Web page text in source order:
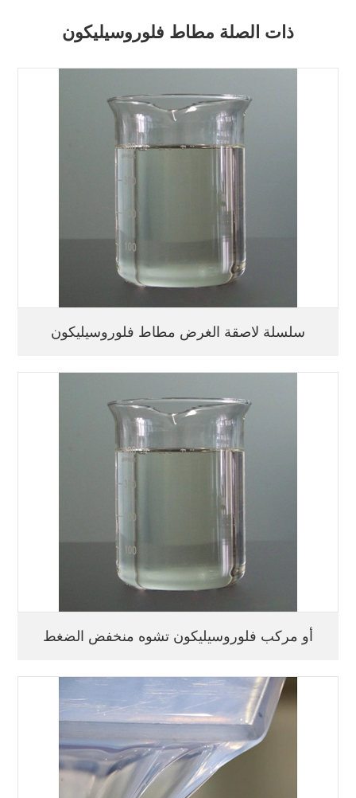
ذات الصلة مطاط فلوروسيليكون
سلسلة لاصقة الغرض مطاط فلوروسيليكون
أو مركب فلوروسيليكون تشوه منخفض الضغط